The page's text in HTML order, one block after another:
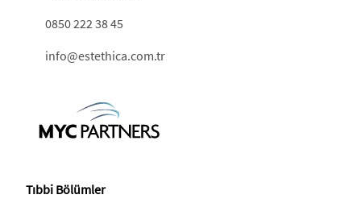
0850 222 38 45
info@estethica.com.tr
Tıbbi Bölümler